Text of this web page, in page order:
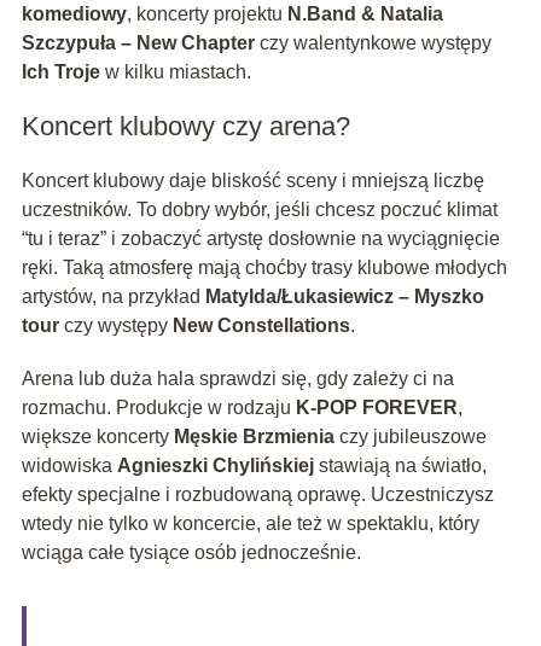
komediowy, koncerty projektu N.Band & Natalia
Szczypuła – New Chapterczy walentynkowe występy
Ich Trojew kilku miastach.
Koncert klubowy czy arena?
Koncert klubowy daje bliskość sceny i mniejszą liczbę
uczestników. To dobry wybór, jeśli chcesz poczuć klimat
“tu i teraz” i zobaczyć artystę dosłownie na wyciągnięcie
ręki. Taką atmosferę mają choćby trasy klubowe młodych
artystów, na przykład Matylda/Łukasiewicz – Myszko
tourczy występy New Constellations.
Arena lub duża hala sprawdzi się, gdy zależy ci na
rozmachu. Produkcje w rodzaju K-POP FOREVER,
większe koncerty Męskie Brzmieniaczy jubileuszowe
widowiska Agnieszki Chylińskiejstawiają na światło,
efekty specjalne i rozbudowaną oprawę. Uczestniczysz
wtedy nie tylko w koncercie, ale też w spektaklu, który
wciąga całe tysiące osób jednocześnie.